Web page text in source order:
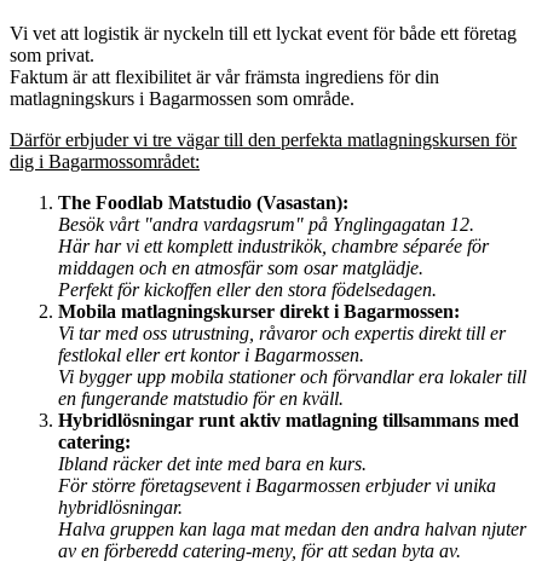
Vi vet att logistik är nyckeln till ett lyckat event för både ett företag
som privat.
Faktum är att flexibilitet är vår främsta ingrediens för din
matlagningskurs i Bagarmossen som område.
Därför erbjuder vi tre vägar till den perfekta matlagningskursen för
dig i Bagarmossområdet:
The Foodlab Matstudio (Vasastan):
Besök vårt "andra vardagsrum" på Ynglingagatan 12.
Här har vi ett komplett industrikök, chambre séparée för
middagen och en atmosfär som osar matglädje.
Perfekt för kickoffen eller den stora födelsedagen.
Mobila matlagningskurser direkt i Bagarmossen:
Vi tar med oss utrustning, råvaror och expertis direkt till er
festlokal eller ert kontor i Bagarmossen.
Vi bygger upp mobila stationer och förvandlar era lokaler till
en fungerande matstudio för en kväll.
Hybridlösningar runt aktiv matlagning tillsammans med
catering:
Ibland räcker det inte med bara en kurs.
För större företagsevent i Bagarmossen erbjuder vi unika
hybridlösningar.
Halva gruppen kan laga mat medan den andra halvan njuter
av en förberedd catering-meny, för att sedan byta av.